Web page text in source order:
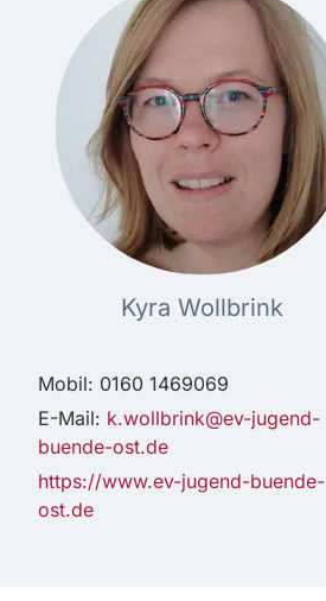
Kyra Wollbrink
Mobil: 0160 1469069
E-Mail: k.wollbrink@ev-jugend-
buende-ost.de
https://www.ev-jugend-buende-
ost.de